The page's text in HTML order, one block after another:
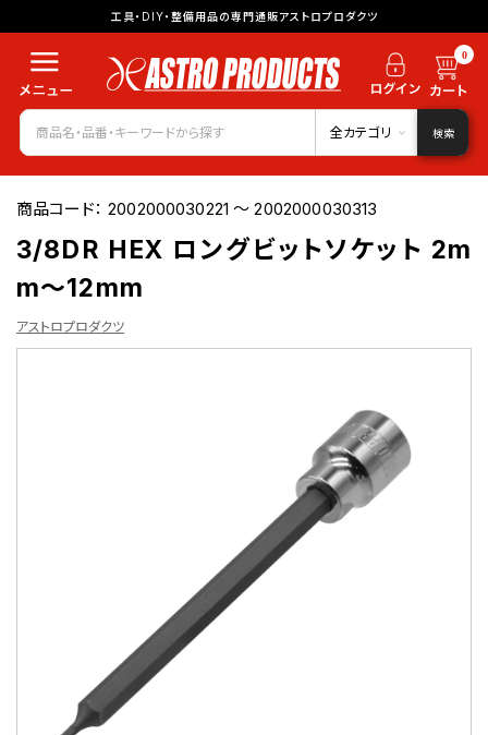
工具・DIY・整備用品の専門通販アストロプロダクツ
0
全カテゴリ 検索
商品コード：2002000030221 ～ 2002000030313
3/8DR HEX ロングビットソケット 2m
m～12mm
アストロプロダクツ